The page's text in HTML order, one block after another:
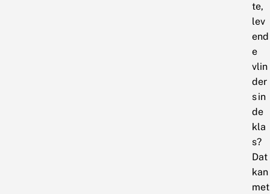
te,
lev
end
e
vlin
der
s in
de
kla
s?
Dat
kan
met